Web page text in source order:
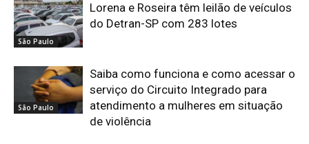
São Paulo
Lorena e Roseira têm leilão de veículos
do Detran-SP com 283 lotes
São Paulo
Saiba como funciona e como acessar o
serviço do Circuito Integrado para
atendimento a mulheres em situação
de violência